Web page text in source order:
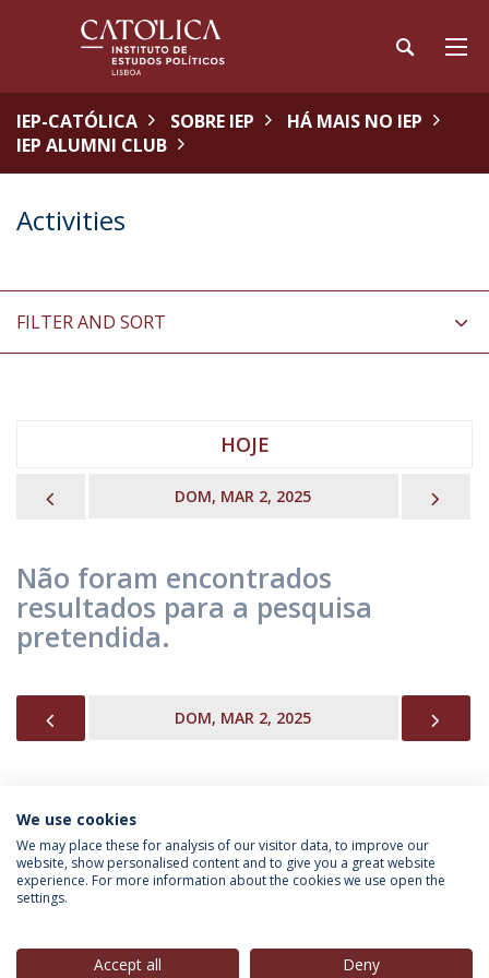
IEP-CATÓLICA SOBRE IEP
HÁ MAIS NO IEP
IEP ALUMNI CLUB
Activities
FILTER AND SORT
HOJE
DOM, MAR 2, 2025
Não foram encontrados
resultados para a pesquisa
pretendida.
DOM, MAR 2, 2025
INFORMAÇÃO PARA
We use cookies
We may place these for analysis of our visitor data, to improve our
website, show personalised content and to give you a great website
experience. For more information about the cookies we use open the
settings.
Accept all Deny